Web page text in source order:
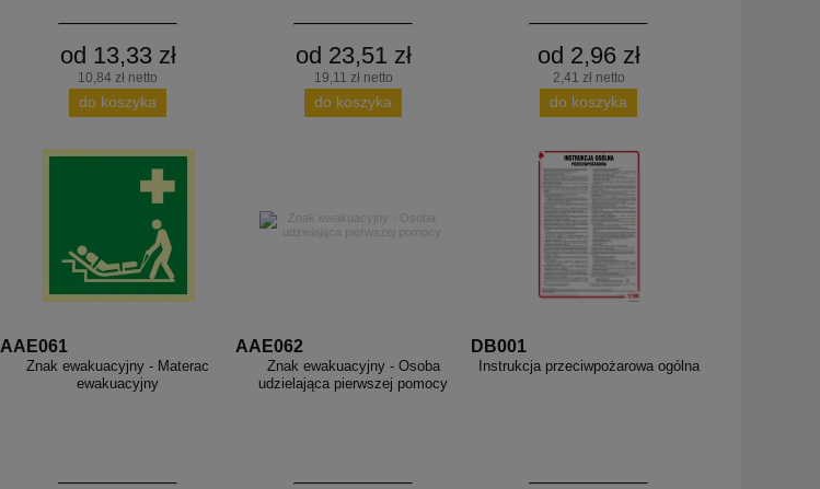
od 13,33 zł
10,84 zł netto
do koszyka
od 23,51 zł
19,11 zł netto
do koszyka
od 2,96 zł
2,41 zł netto
do koszyka
AAE061
Znak ewakuacyjny - Materac
ewakuacyjny
AAE062
Znak ewakuacyjny - Osoba
udzielająca pierwszej pomocy
DB001
Instrukcja przeciwpożarowa ogólna